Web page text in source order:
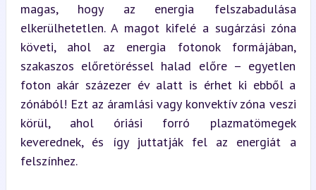
magas, hogy az energia felszabadulása
elkerülhetetlen. A magot kifelé a sugárzási zóna
követi, ahol az energia fotonok formájában,
szakaszos előretöréssel halad előre – egyetlen
foton akár százezer év alatt is érhet ki ebből a
zónából! Ezt az áramlási vagy konvektív zóna veszi
körül, ahol óriási forró plazmatömegek
keverednek, és így juttatják fel az energiát a
felszínhez.